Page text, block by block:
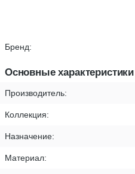
Бренд:
Основные характеристики
Производитель:
Коллекция:
Назначение:
Материал: